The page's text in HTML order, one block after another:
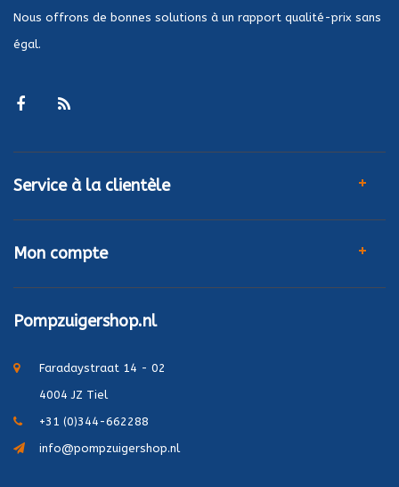
Nous offrons de bonnes solutions à un rapport qualité-prix sans
égal.
Service à la clientèle
Mon compte
Pompzuigershop.nl
Faradaystraat 14 - 02
4004 JZ Tiel
+31 (0)344-662288
info@pompzuigershop.nl